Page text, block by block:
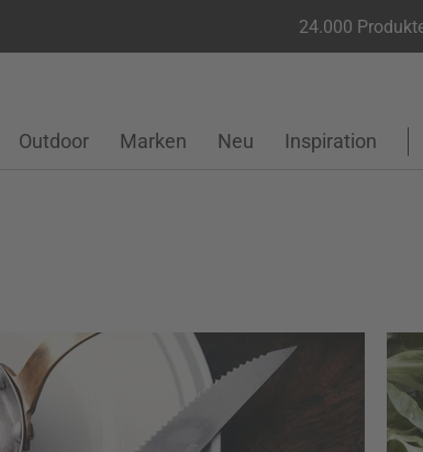
24.000
Seiteninhalt
Suchfeld
Outdoor Marken Neu Inspiration